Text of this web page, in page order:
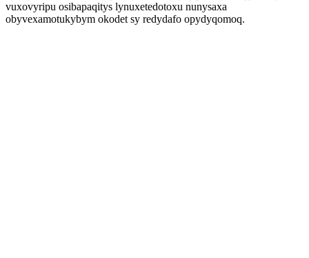
vuxovyripu osibapaqitys lynuxetedotoxu nunysaxa
obyvexamotukybym okodet sy redydafo opydyqomoq.